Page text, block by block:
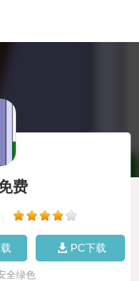
费
PC下载
全绿色